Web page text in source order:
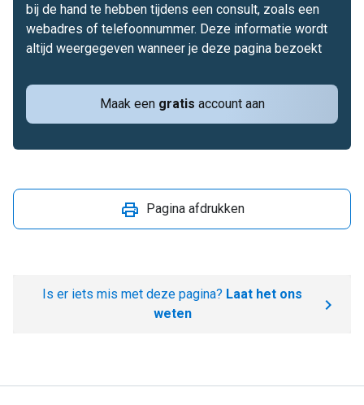
Maak een gratis account aan
bij de hand te hebben tijdens een consult, zoals een
webadres of telefoonnummer. Deze informatie wordt
altijd weergegeven wanneer je deze pagina bezoekt
Pagina afdrukken
Is er iets mis met deze pagina? Laat het ons
weten